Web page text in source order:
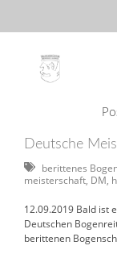
content
Deutsche
berittenes
meisterschaft, DM,
12.09.2019 Bald ist
Deutschen
berittenen